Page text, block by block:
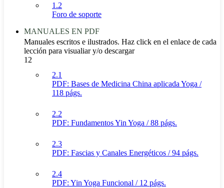
1.2
Foro de soporte
MANUALES EN PDF
Manuales escritos e ilustrados. Haz click en el enlace de cada
lección para visualiar y/o descargar
12
2.1
PDF: Bases de Medicina China aplicada Yoga /
118 págs.
2.2
PDF: Fundamentos Yin Yoga / 88 págs.
2.3
PDF: Fascias y Canales Energéticos / 94 págs.
2.4
PDF: Yin Yoga Funcional / 12 págs.